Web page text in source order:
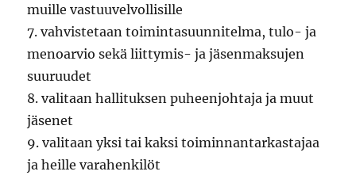
muille vastuuvelvollisille
7. vahvistetaan toimintasuunnitelma, tulo- ja
menoarvio sekä liittymis- ja jäsenmaksujen
suuruudet
8. valitaan hallituksen puheenjohtaja ja muut
jäsenet
9. valitaan yksi tai kaksi toiminnantarkastajaa
ja heille varahenkilöt